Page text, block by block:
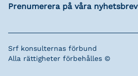
Prenumerera på våra nyhetsbrev
Srf konsulternas förbund
Alla rättigheter förbehålles ©